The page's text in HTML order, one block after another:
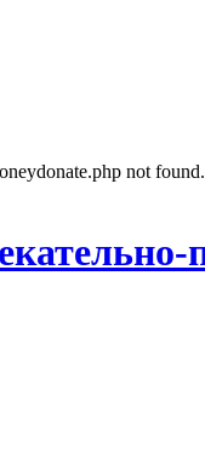
not found.